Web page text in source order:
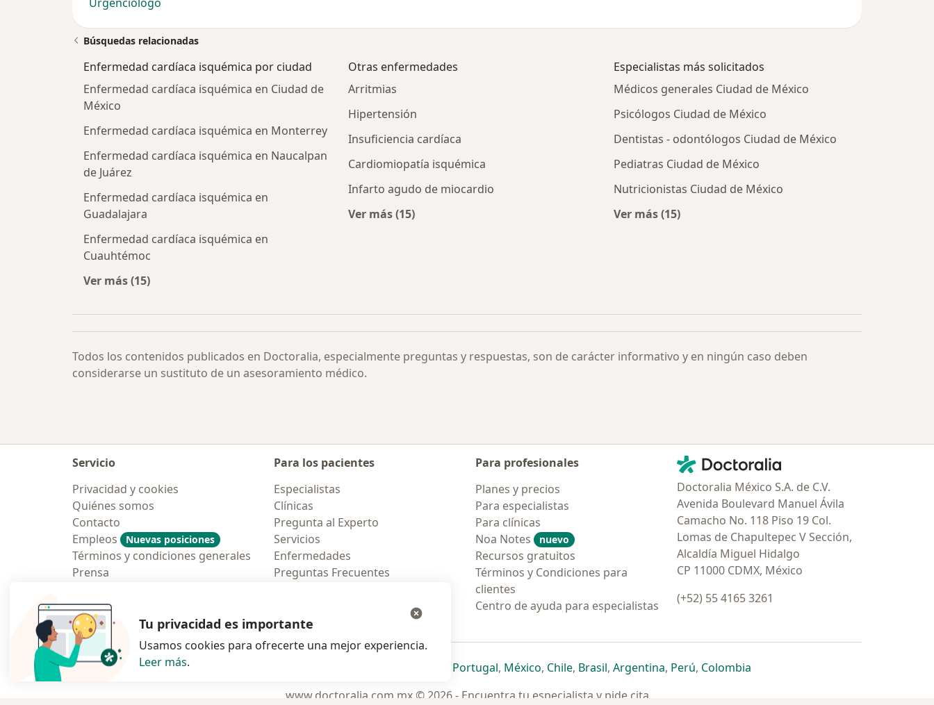
Búsquedas relacionadas
Enfermedad cardíaca isquémica por ciudad
Enfermedad cardíaca isquémica en Ciudad de
México
Enfermedad cardíaca isquémica en Monterrey
Enfermedad cardíaca isquémica en Naucalpan
de Juárez
Enfermedad cardíaca isquémica en
Guadalajara
Enfermedad cardíaca isquémica en
Cuauhtémoc
Ver más (15)
Otras enfermedades
Arritmias
Hipertensión
Insuficiencia cardíaca
Cardiomiopatía isquémica
Infarto agudo de miocardio
Ver más (15)
Especialistas más solicitados
Médicos generales Ciudad de México
Psicólogos Ciudad de México
Dentistas - odontólogos Ciudad de México
Pediatras Ciudad de México
Nutricionistas Ciudad de México
Ver más (15)
Todos los contenidos publicados en Doctoralia, especialmente preguntas y respuestas, son de carácter informativo y en ningún caso deben
considerarse un sustituto de un asesoramiento médico.
Servicio
Privacidad y cookies
Quiénes somos
Contacto
Empleos
Nuevas posiciones
Términos y condiciones generales
Prensa
Para los pacientes
Especialistas
Clínicas
Pregunta al Experto
Servicios
Enfermedades
Preguntas Frecuentes
Para profesionales
Planes y precios
Para especialistas
Para clínicas
Noa Notes
nuevo
Recursos gratuitos
Términos y Condiciones para
clientes
Centro de ayuda para especialistas
Contacto
Doctoralia - Página de inicio
Doctoralia México S.A. de C.V.
Avenida Boulevard Manuel Ávila
Camacho No. 118 Piso 19 Col.
Lomas de Chapultepec V Sección,
Alcaldía Miguel Hidalgo
CP 11000 CDMX, México
(+52) 55 4165 3261
Polska se abre en una nueva pestaña
se abre en una nueva pestaña
se abre en una nueva pestaña
se abre en una nueva pestaña
Portugalse abre en una nueva pestaña
, Méxicose abre en una nueva pestaña
, Chilese abre en una nueva pestaña
, Brasilse abre en una nueva pestaña
, Argentinase abre en una nueva pestaña
, Perúse abre en una nueva pestaña
, Colombiase abre en una nueva pestaña
www.doctoralia.com.mx © 2026 - Encuentra tu especialista y pide cita
Tu privacidad es importante
Usamos cookies para ofrecerte una mejor experiencia.
Leer más.